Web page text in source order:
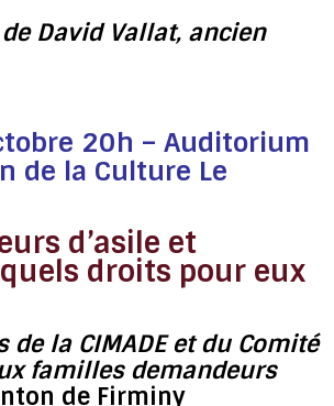
David Vallat, ancien
20h – Auditorium
de la Culture Le
d’asile et
droits pour eux
la CIMADE et du Comité
familles demandeurs
de Firminy